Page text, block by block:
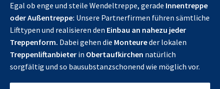
Egal ob enge und steile Wendeltreppe, gerade Innentreppe
oder Außentreppe: Unsere Partnerfirmen führen sämtliche
Lifttypen und realisieren den Einbau an nahezu jeder
Treppenform. Dabei gehen die Monteureder lokalen
Treppenliftanbieter in Obertaufkirchen natürlich
sorgfältig und so bausubstanzschonend wie möglich vor.